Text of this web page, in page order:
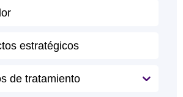
estratégicos
de tratamiento